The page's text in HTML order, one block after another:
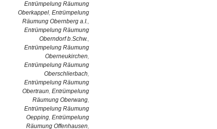
Entrümpelung Räumung
Oberkappel, Entrümpelung
Räumung Obernberg a.I.,
Entrümpelung Räumung
Oberndorf b.Schw.,
Entrümpelung Räumung
Oberneukirchen,
Entrümpelung Räumung
Oberschlierbach,
Entrümpelung Räumung
Obertraun, Entrümpelung
Räumung Oberwang,
Entrümpelung Räumung
Oepping, Entrümpelung
Räumung Offenhausen,